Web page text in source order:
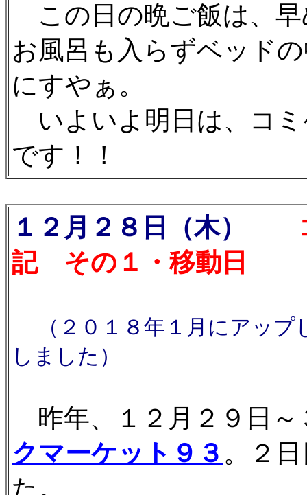
この日の晩ご飯は、
お風呂も入らずベッド
にすやぁ。
いよいよ明日は、コミ
です！！
１２月２８日（木）
コ
記 その１・移動日
（２０１８年１月にアッ
しました）
昨年、１２月２９日～
クマーケット９３ 。２
た。